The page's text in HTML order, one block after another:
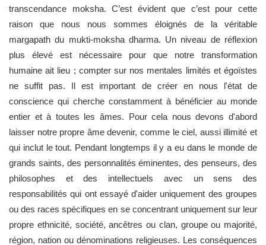
transcendance moksha. C’est évident que c’est pour cette
raison que nous nous sommes éloignés de la véritable
margapath du mukti-moksha dharma. Un niveau de réflexion
plus élevé est nécessaire pour que notre transformation
humaine ait lieu ; compter sur nos mentales limités et égoïstes
ne suffit pas. Il est important de créer en nous l'état de
conscience qui cherche constamment à bénéficier au monde
entier et à toutes les âmes. Pour cela nous devons d'abord
laisser notre propre âme devenir, comme le ciel, aussi illimité et
qui inclut le tout. Pendant longtemps il y a eu dans le monde de
grands saints, des personnalités éminentes, des penseurs, des
philosophes et des intellectuels avec un sens des
responsabilités qui ont essayé d'aider uniquement des groupes
ou des races spécifiques en se concentrant uniquement sur leur
propre ethnicité, société, ancêtres ou clan, groupe ou majorité,
région, nation ou dénominations religieuses. Les conséquences